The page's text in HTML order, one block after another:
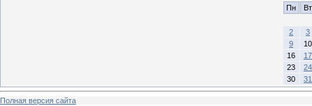
Пн
Вт
2
3
9
10
16
17
23
24
30
31
Полная версия сайта